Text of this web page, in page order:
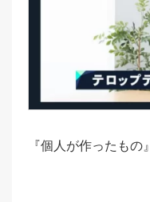
『個人が作ったもの